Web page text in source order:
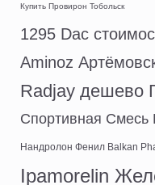
Купить Провирон Тобольск
1295 Dac
Aminoz
Radjay дешево
Спортивная Смесь
Нандролон Фенил Balkan
Ipamorelin